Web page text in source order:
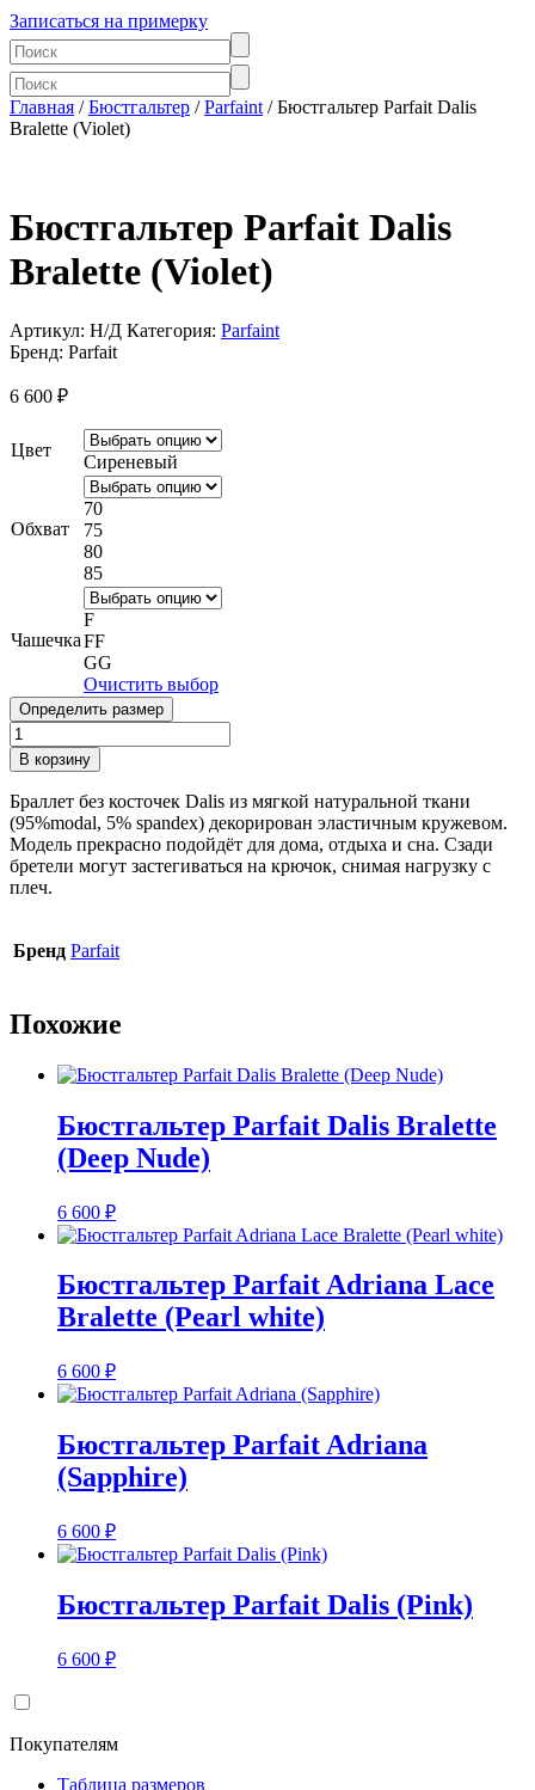
Записаться на примерку
Главная /Бюстгальтер /Parfaint / Бюстгальтер Parfait Dalis
Bralette (Violet)
Бюстгальтер Parfait Dalis
Bralette (Violet)
Артикул: Н/Д Категория: Parfaint
Бренд: Parfait
6 600 ₽
Цвет
Сиреневый
Обхват
70
75
80
85
Чашечка
F
FF
GG
Очистить выбор
Определить размер
Количество
товара
Бюстгальтер
Parfait
Dalis
Bralette
(Violet)
В корзину
Браллет без косточек Dalis из мягкой натуральной ткани
(95%modal, 5% spandex) декорирован эластичным кружевом.
Модель прекрасно подойдёт для дома, отдыха и сна. Сзади
бретели могут застегиваться на крючок, снимая нагрузку с
плеч.
Бренд Parfait
Похожие
Бюстгальтер Parfait Dalis Bralette
(Deep Nude)
6 600 ₽
Бюстгальтер Parfait Adriana Lace
Bralette (Pearl white)
6 600 ₽
Бюстгальтер Parfait Adriana
(Sapphire)
6 600 ₽
Бюстгальтер Parfait Dalis (Pink)
6 600 ₽
Покупателям
Таблица размеров